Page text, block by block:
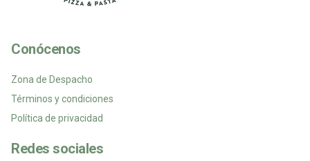
Conócenos
Zona de Despacho
Términos y condiciones
Política de privacidad
Redes sociales